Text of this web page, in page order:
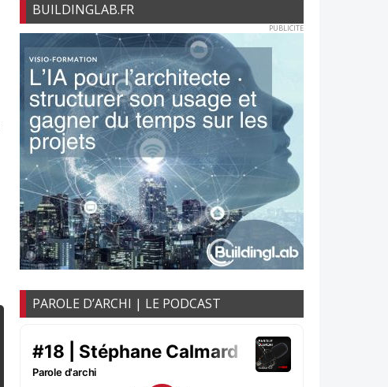
BUILDINGLAB.FR
PUBLICITE
PAROLE D’ARCHI | LE PODCAST